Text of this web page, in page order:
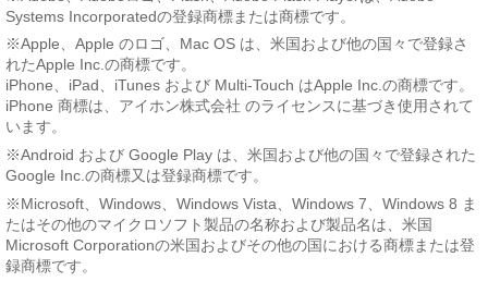
Systems Incorporatedの登録商標または商標です。
※Apple、Apple のロゴ、Mac OS は、米国および他の国々で登録さ
れたApple Inc.の商標です。
iPhone、iPad、iTunes および Multi-Touch はApple Inc.の商標です。
iPhone 商標は、アイホン株式会社 のライセンスに基づき使用されて
います。
※Android および Google Play は、米国および他の国々で登録された
Google Inc.の商標又は登録商標です。
※Microsoft、Windows、Windows Vista、Windows 7、Windows 8 ま
たはその他のマイクロソフト製品の名称および製品名は、米国
Microsoft Corporationの米国およびその他の国における商標または登
録商標です。